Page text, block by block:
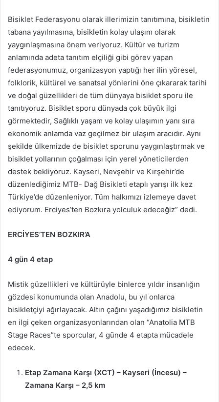
Bisiklet Federasyonu olarak illerimizin tanıtımına, bisikletin
tabana yayılmasına, bisikletin kolay ulaşım olarak
yaygınlaşmasına önem veriyoruz. Kültür ve turizm
anlamında adeta tanıtım elçiliği gibi görev yapan
federasyonumuz, organizasyon yaptığı her ilin yöresel,
folklorik, kültürel ve sanatsal yönlerini öne çıkararak tarihi
ve doğal güzellikleri de tüm dünyaya bisiklet sporu ile
tanıtıyoruz. Bisiklet sporu dünyada çok büyük ilgi
görmektedir, Sağlıklı yaşam ve kolay ulaşımın yanı sıra
ekonomik anlamda vaz geçilmez bir ulaşım aracıdır. Aynı
şekilde ülkemizde de bisiklet sporunu yaygınlaştırmak ve
bisiklet yollarının çoğalması için yerel yöneticilerden
destek bekliyoruz. Kayseri, Nevşehir ve Kırşehir’de
düzenlediğimiz MTB- Dağ Bisikleti etaplı yarışı ilk kez
Türkiye’de düzenleniyor. Tüm halkımızı izlemeye davet
ediyorum. Erciyes’ten Bozkıra yolculuk edeceğiz” dedi.
ERCİYES’TEN BOZKIR’A
4 gün 4 etap
Mistik güzellikleri ve kültürüyle binlerce yıldır insanlığın
gözdesi konumunda olan Anadolu, bu yıl onlarca
bisikletçiyi ağırlayacak. Altın çağını yaşadığımız bisikletin
en ilgi çeken organizasyonlarından olan “Anatolia MTB
Stage Races”te sporcular, 4 günde 4 etapta mücadele
edecek.
Etap Zamana Karşı (XCT) – Kayseri (İncesu) –
Zamana Karşı – 2,5 km